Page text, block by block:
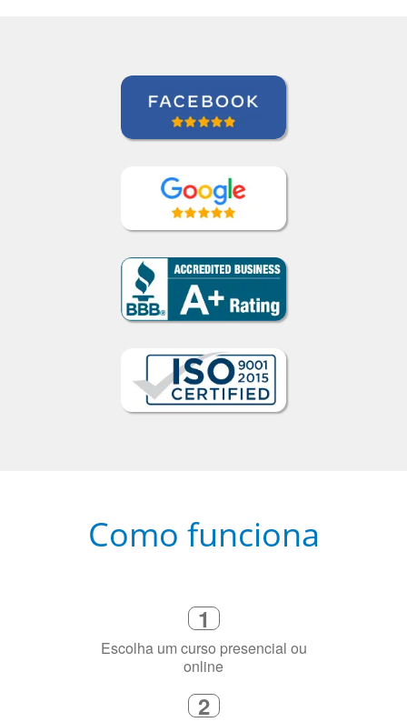
Como funciona
1
Escolha um curso presencial ou
online
2